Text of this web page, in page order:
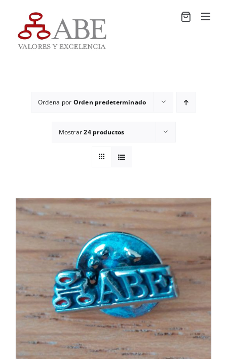
contenido
Ordena por Orden predeterminado
Mostrar24 productos
ADD TO CART / DETALLES